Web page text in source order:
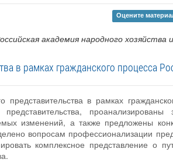
Оцените
академия народного хозяйства
в рамках гражданского процесса
в рамках
изменений, а также предложены
вопросам профессионализации
комплексное представление о